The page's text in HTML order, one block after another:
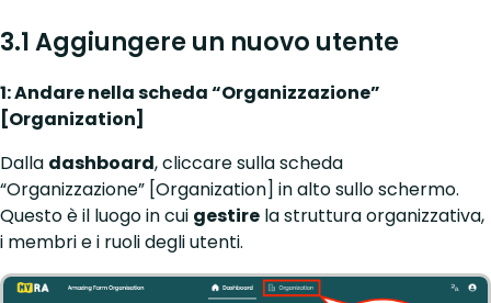
3.1 Aggiungere un nuovo utente
1: Andare nella scheda “Organizzazione”
[Organization]
Dalla dashboard, cliccare sulla scheda
“Organizzazione” [Organization] in alto sullo schermo.
Questo è il luogo in cui gestire la struttura organizzativa,
i membri e i ruoli degli utenti.